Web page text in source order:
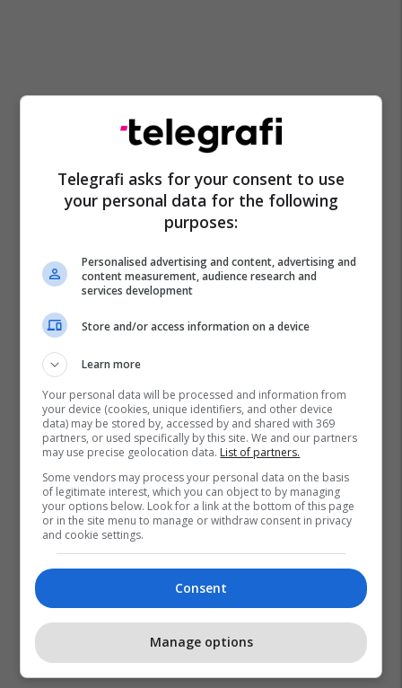
Telegrafi asks for your consent to use
your personal data for the following
purposes:
Personalised advertising and content, advertising and
content measurement, audience research and
services development
Store and/or access information on a device
Learn more
Your personal data will be processed and information from
your device (cookies, unique identifiers, and other device
data) may be stored by, accessed by and shared with 369
partners, or used specifically by this site. We and our partners
may use precise geolocation data. List of partners.
Some vendors may process your personal data on the basis
of legitimate interest, which you can object to by managing
your options below. Look for a link at the bottom of this page
or in the site menu to manage or withdraw consent in privacy
and cookie settings.
Consent
Manage options